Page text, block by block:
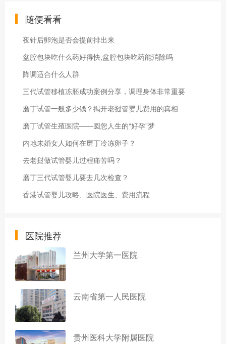
随便看看
夜针后卵泡是否会提前排出来
盆腔包块吃什么药好得快,盆腔包块吃药能消除吗
降调适合什么人群
三代试管移植冻胚成功案例分享，调理身体非常重要
磨丁试管一般多少钱？揭开老挝管婴儿费用的真相
磨丁试管生殖医院——圆您人生的“好孕”梦
内地未婚女人如何在磨丁冷冻卵子？
去老挝做试管婴儿过程痛苦吗？
磨丁三代试管婴儿要去几次检查？
香港试管婴儿攻略、医院医生、费用流程
医院推荐
兰州大学第一医院
云南省第一人民医院
贵州医科大学附属医院